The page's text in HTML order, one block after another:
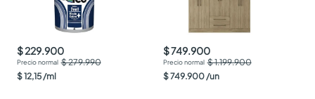
$ 229.900
$ 279.990
$12,15 /ml
$ 749.900
$ 1.199.900
$749.900 /un